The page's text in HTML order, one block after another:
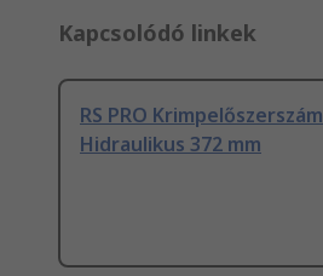
Kapcsolódó linkek
RS PRO Krimpelőszerszám
Hidraulikus 372 mm